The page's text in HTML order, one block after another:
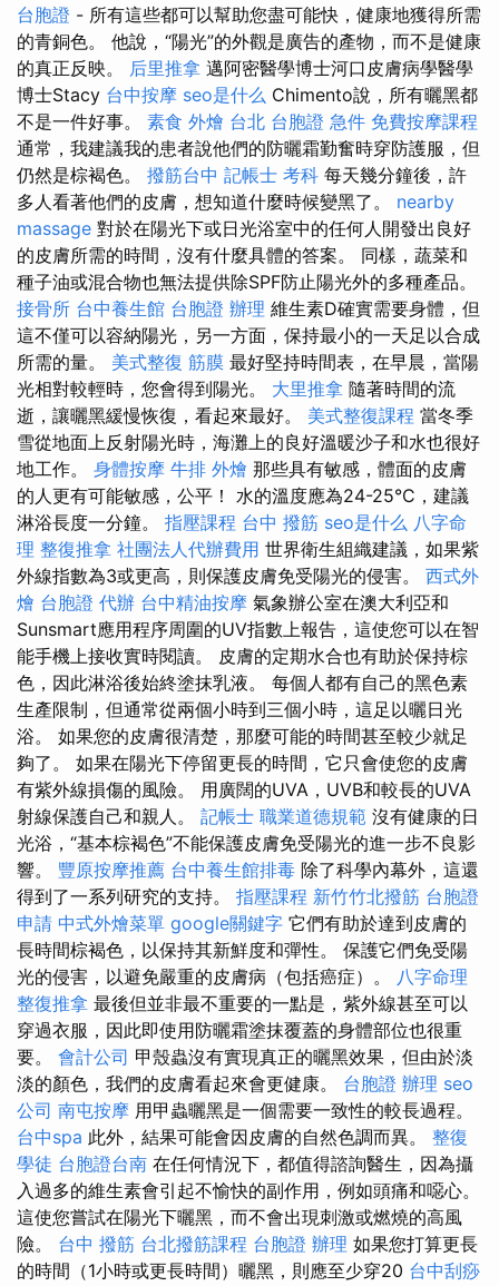
台胞證 - 所有這些都可以幫助您盡可能快，健康地獲得所需
的青銅色。 他說，“陽光”的外觀是廣告的產物，而不是健康
的真正反映。 后里推拿 邁阿密醫學博士河口皮膚病學醫學
博士Stacy 台中按摩 seo是什么 Chimento說，所有曬黑都
不是一件好事。 素食 外燴 台北 台胞證 急件 免費按摩課程
通常，我建議我的患者說他們的防曬霜勤奮時穿防護服，但
仍然是棕褐色。 撥筋台中 記帳士 考科 每天幾分鐘後，許
多人看著他們的皮膚，想知道什麼時候變黑了。 nearby
massage 對於在陽光下或日光浴室中的任何人開發出良好
的皮膚所需的時間，沒有什麼具體的答案。 同樣，蔬菜和
種子油或混合物也無法提供除SPF防止陽光外的多種產品。
接骨所 台中養生館 台胞證 辦理 維生素D確實需要身體，但
這不僅可以容納陽光，另一方面，保持最小的一天足以合成
所需的量。 美式整復 筋膜 最好堅持時間表，在早晨，當陽
光相對較輕時，您會得到陽光。 大里推拿 隨著時間的流
逝，讓曬黑緩慢恢復，看起來最好。 美式整復課程 當冬季
雪從地面上反射陽光時，海灘上的良好溫暖沙子和水也很好
地工作。 身體按摩 牛排 外燴 那些具有敏感，體面的皮膚
的人更有可能敏感，公平！ 水的溫度應為24-25°C，建議
淋浴長度一分鐘。 指壓課程 台中 撥筋 seo是什么 八字命
理 整復推拿 社團法人代辦費用 世界衛生組織建議，如果紫
外線指數為3或更高，則保護皮膚免受陽光的侵害。 西式外
燴 台胞證 代辦 台中精油按摩 氣象辦公室在澳大利亞和
Sunsmart應用程序周圍的UV指數上報告，這使您可以在智
能手機上接收實時閱讀。 皮膚的定期水合也有助於保持棕
色，因此淋浴後始終塗抹乳液。 每個人都有自己的黑色素
生產限制，但通常從兩個小時到三個小時，這足以曬日光
浴。 如果您的皮膚很清楚，那麼可能的時間甚至較少就足
夠了。 如果在陽光下停留更長的時間，它只會使您的皮膚
有紫外線損傷的風險。 用廣闊的UVA，UVB和較長的UVA
射線保護自己和親人。 記帳士 職業道德規範 沒有健康的日
光浴，“基本棕褐色”不能保護皮膚免受陽光的進一步不良影
響。 豐原按摩推薦 台中養生館排毒 除了科學內幕外，這還
得到了一系列研究的支持。 指壓課程 新竹竹北撥筋 台胞證
申請 中式外燴菜單 google關鍵字 它們有助於達到皮膚的
長時間棕褐色，以保持其新鮮度和彈性。 保護它們免受陽
光的侵害，以避免嚴重的皮膚病（包括癌症）。 八字命理
整復推拿 最後但並非最不重要的一點是，紫外線甚至可以
穿過衣服，因此即使用防曬霜塗抹覆蓋的身體部位也很重
要。 會計公司 甲殼蟲沒有實現真正的曬黑效果，但由於淡
淡的顏色，我們的皮膚看起來會更健康。 台胞證 辦理 seo
公司 南屯按摩 用甲蟲曬黑是一個需要一致性的較長過程。
台中spa 此外，結果可能會因皮膚的自然色調而異。 整復
學徒 台胞證台南 在任何情況下，都值得諮詢醫生，因為攝
入過多的維生素會引起不愉快的副作用，例如頭痛和噁心。
這使您嘗試在陽光下曬黑，而不會出現刺激或燃燒的高風
險。 台中 撥筋 台北撥筋課程 台胞證 辦理 如果您打算更長
的時間（1小時或更長時間）曬黑，則應至少穿20 台中刮痧